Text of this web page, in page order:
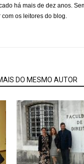
há mais de dez anos.
com os leitores do blog.
DO MESMO AUTOR